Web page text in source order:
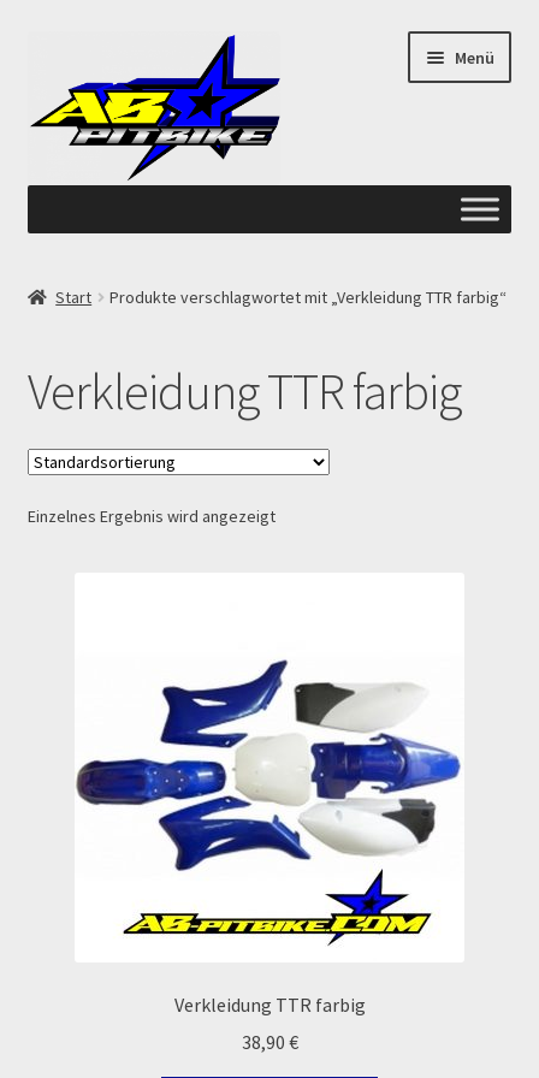
springen
springen
Menü
Checkout
Datenschutzerklärung
Devolución
Formas de Pago (Bankverbindung)
Impressum
Start Produkte verschlagwortet mit „Verkleidung TTR farbig“
Verkleidung TTR farbig
Einzelnes Ergebnis wird angezeigt
Verkleidung TTR farbig
38,90 €